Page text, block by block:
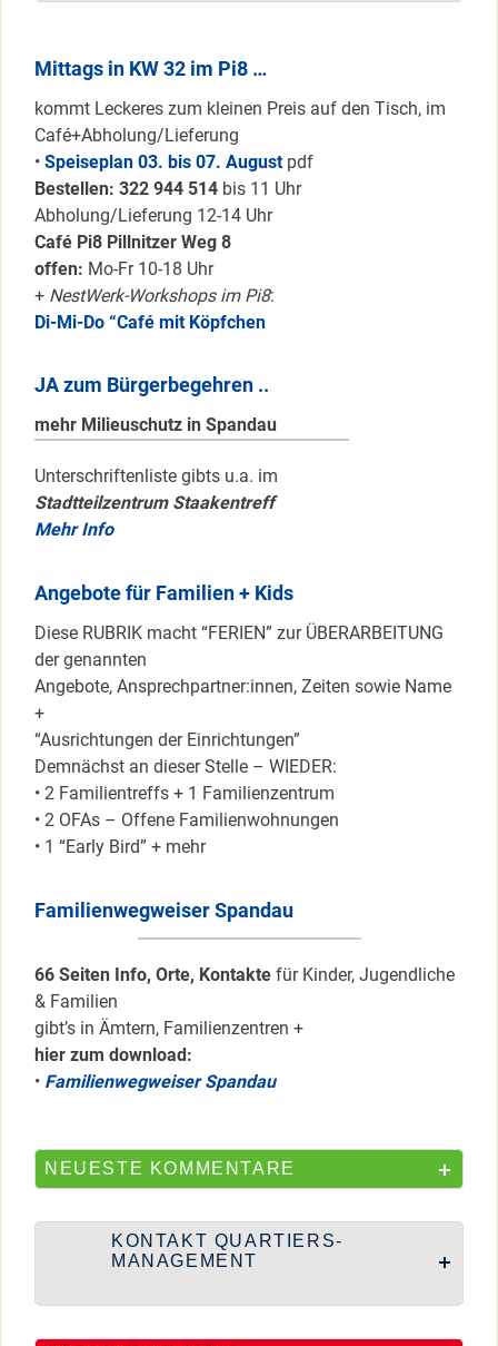
Mittags in KW 32 im Pi8 …
kommt Leckeres zum kleinen Preis auf den Tisch, im
Café+Abholung/Lieferung
• Speiseplan 03. bis 07. August pdf
Bestellen: 322 944 514 bis 11 Uhr
Abholung/Lieferung 12-14 Uhr
Café Pi8 Pillnitzer Weg 8
offen: Mo-Fr 10-18 Uhr
+ NestWerk-Workshops im Pi8:
Di-Mi-Do “Café mit Köpfchen
JA zum Bürgerbegehren ..
mehr Milieuschutz in Spandau
Unterschriftenliste gibts u.a. im
Stadtteilzentrum Staakentreff
Mehr Info
Angebote für Familien + Kids
Diese RUBRIK macht “FERIEN” zur ÜBERARBEITUNG
der genannten
Angebote, Ansprechpartner:innen, Zeiten sowie Name
+
“Ausrichtungen der Einrichtungen”
Demnächst an dieser Stelle – WIEDER:
• 2 Familientreffs + 1 Familienzentrum
• 2 OFAs – Offene Familienwohnungen
• 1 “Early Bird” + mehr
Familienwegweiser Spandau
66 Seiten Info, Orte, Kontakte für Kinder, Jugendliche
& Familien
gibt’s in Ämtern, Familienzentren +
hier zum download:
• Familienwegweiser Spandau
NEUESTE KOMMENTARE
KONTAKT QUARTIERS-
MANAGEMENT